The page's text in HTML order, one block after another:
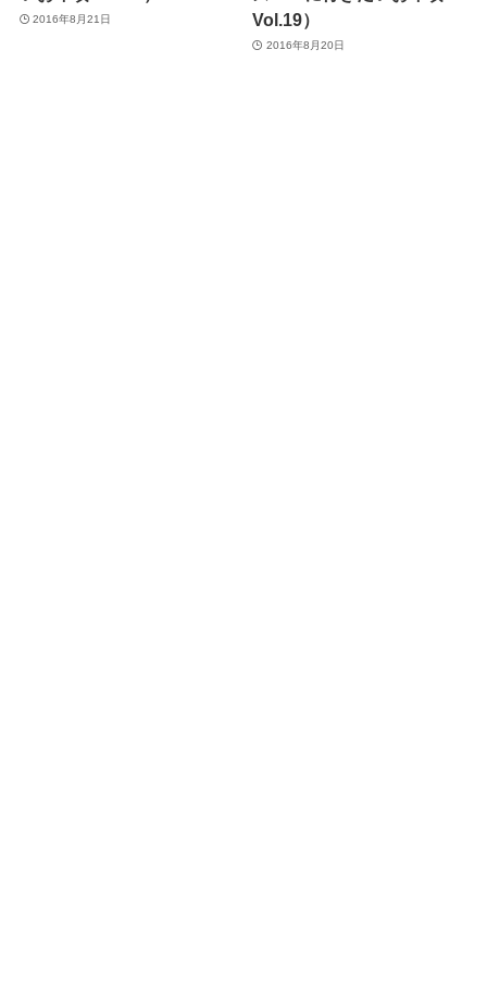
2016年8月21日
Vol.19）
2016年8月20日